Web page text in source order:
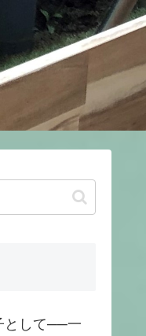
として──一